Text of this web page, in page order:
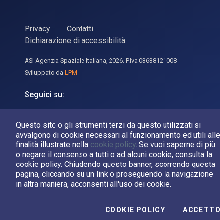
Questo sito o gli strumenti terzi da questo utilizzati si
avvalgono di cookie necessari al funzionamento ed utili alle
finalità illustrate nella cookie policy. Se vuoi saperne di più
o negare il consenso a tutti o ad alcuni cookie, consulta la
cookie policy. Chiudendo questo banner, scorrendo questa
pagina, cliccando su un link o proseguendo la navigazione
in altra maniera, acconsenti all'uso dei cookie.
COOKIE POLICY ACCETTO
Privacy
Contatti
Dichiarazione di accessibilità
ASI Agenzia Spaziale Italiana, 2026. P.Iva 03638121008
Sviluppato da LPM
Seguici su: